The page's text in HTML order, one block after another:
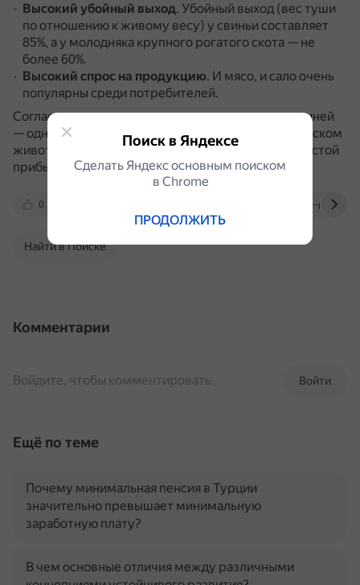
Высокий убойный выход. Убойный выход (вес туши
по отношению к живому весу) у свиньи составляет
85%, а у молодняка крупного рогатого скота — не
более 60%.
Высокий спрос на продукцию. И мясо, и сало очень
популярны среди потребителей.
Согласно аналитическим данным, разведение свиней
— одна из самых рентабельных отраслей в российском
животноводстве, дающая в среднем около 20% чистой
прибыли.
0 xn--80ajgpcpbhkds4a4g.xn--p1ai
Найти в Поиске
Комментарии
Войти
Войдите, чтобы комментировать
Ещё по теме
Почему минимальная пенсия в Турции
значительно превышает минимальную
заработную плату?
В чем основные отличия между различными
Поиск в Яндексе
Сделать Яндекс основным поиском
в Сhrome
ПРОДОЛЖИТЬ